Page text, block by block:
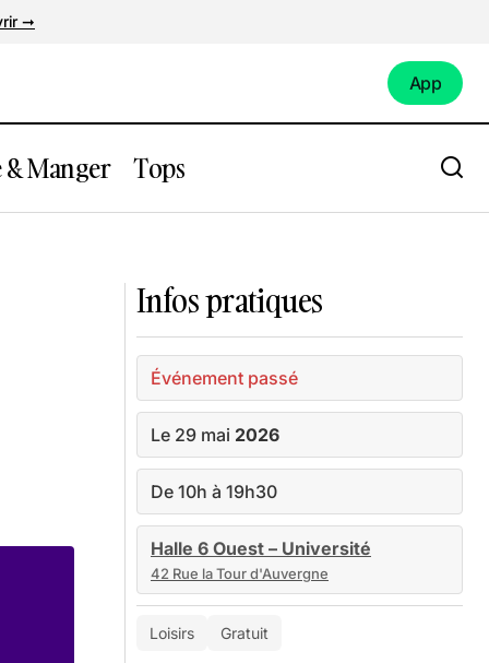
➞
App
Manger Tops
Infos pratiques
Événement passé
Le 29 mai 2026
De 10h à 19h30
Halle 6 Ouest – Université
42 Rue la Tour d'Auvergne
Loisirs Gratuit